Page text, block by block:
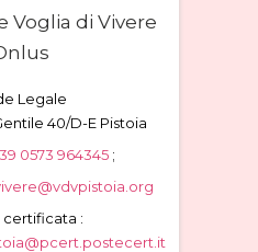
Voglia di Vivere
Legale
40/D-E Pistoia
0573 964345 ;
certificata :